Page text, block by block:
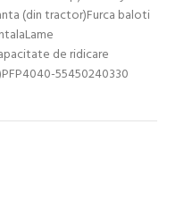
(din tractor)Furca baloti
de ridicare
55450240330